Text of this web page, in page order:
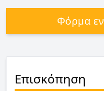
Φόρμα
Επισκόπηση